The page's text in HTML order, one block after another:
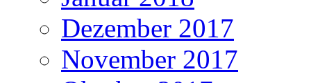
Dezember 2017
November 2017